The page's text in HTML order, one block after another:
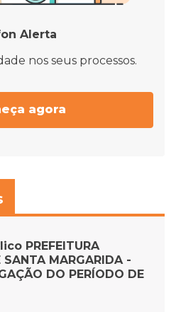
Alerta
nos seus processos.
agora
PREFEITURA
SANTA MARGARIDA -
DO PERÍODO DE